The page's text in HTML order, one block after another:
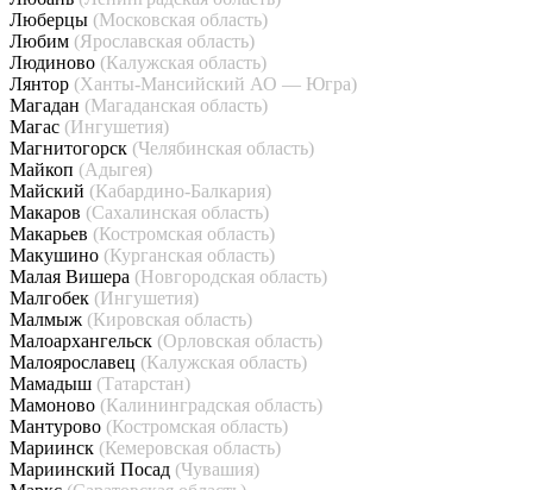
Люберцы (Московская область)
Любим (Ярославская область)
Людиново (Калужская область)
Лянтор (Ханты-Мансийский АО — Югра)
Магадан (Магаданская область)
Магас (Ингушетия)
Магнитогорск (Челябинская область)
Майкоп (Адыгея)
Майский (Кабардино-Балкария)
Макаров (Сахалинская область)
Макарьев (Костромская область)
Макушино (Курганская область)
Малая Вишера (Новгородская область)
Малгобек (Ингушетия)
Малмыж (Кировская область)
Малоархангельск (Орловская область)
Малоярославец (Калужская область)
Мамадыш (Татарстан)
Мамоново (Калининградская область)
Мантурово (Костромская область)
Мариинск (Кемеровская область)
Мариинский Посад (Чувашия)